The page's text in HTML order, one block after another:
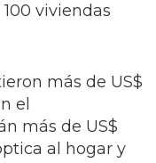
viviendas
más de US$
el
más de US$
al hogar y